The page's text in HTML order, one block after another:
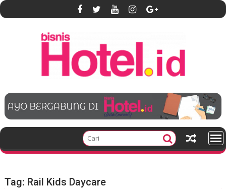
S
k
e
t
Tag: Rail Kids Daycare